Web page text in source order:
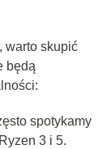
warto skupić
będą
spotykamy
3 i 5.